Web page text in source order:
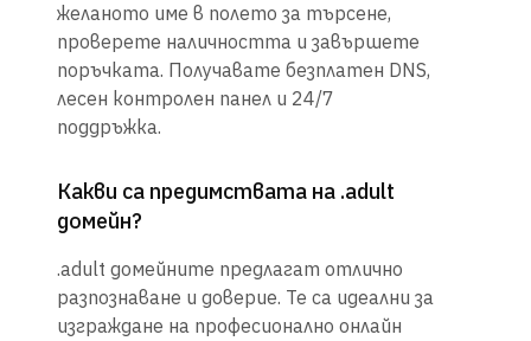
желаното име в полето за търсене,
проверете наличността и завършете
поръчката. Получавате безплатен DNS,
лесен контролен панел и 24/7
поддръжка.
Какви са предимствата на .adult
домейн?
.adult домейните предлагат отлично
разпознаване и доверие. Те са идеални за
изграждане на професионално онлайн